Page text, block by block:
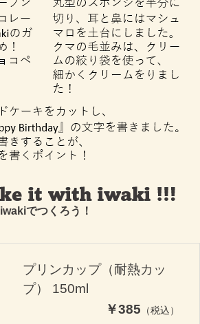
iwakiでつくろう！
プリンカップ（耐熱カッ
プ） 150ml
￥385 （税込）